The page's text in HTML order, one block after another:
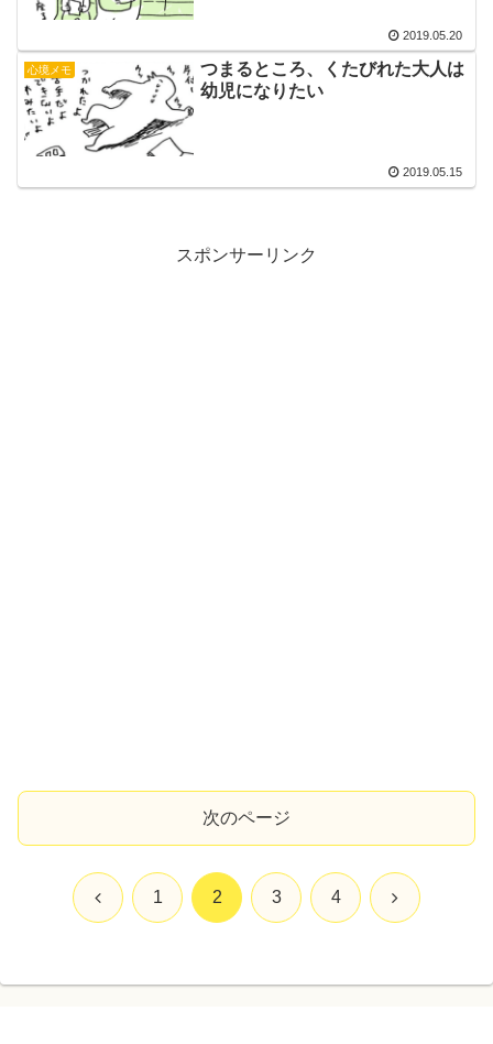
2019.05.20
心境メモ
つまるところ、くたびれた大人は
幼児になりたい
2019.05.15
スポンサーリンク
次のページ
前 1 2 3 4 次